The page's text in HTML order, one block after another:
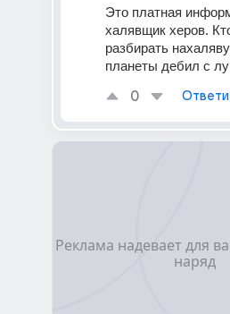
Это платная
халявщик херов.
разбирать
планеты дебил с
0